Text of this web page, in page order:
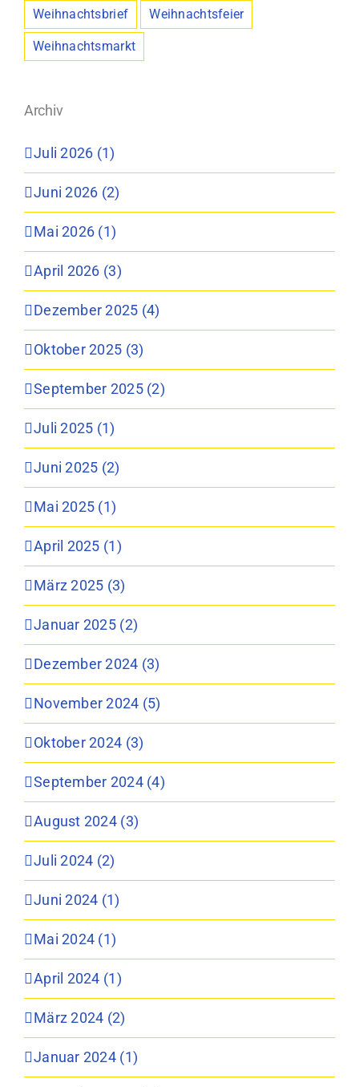
Weihnachtsbrief Weihnachtsfeier
Weihnachtsmarkt
Archiv
Juli 2026 (1)
Juni 2026 (2)
Mai 2026 (1)
April 2026 (3)
Dezember 2025 (4)
Oktober 2025 (3)
September 2025 (2)
Juli 2025 (1)
Juni 2025 (2)
Mai 2025 (1)
April 2025 (1)
März 2025 (3)
Januar 2025 (2)
Dezember 2024 (3)
November 2024 (5)
Oktober 2024 (3)
September 2024 (4)
August 2024 (3)
Juli 2024 (2)
Juni 2024 (1)
Mai 2024 (1)
April 2024 (1)
März 2024 (2)
Januar 2024 (1)